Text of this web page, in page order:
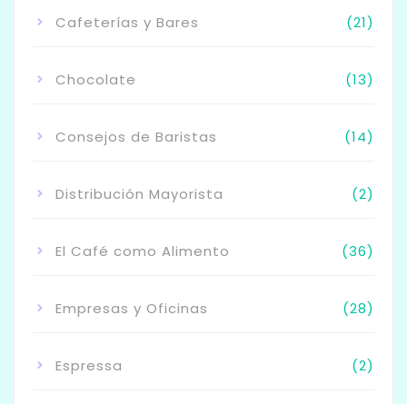
Cafeterías y Bares (21)
Chocolate (13)
Consejos de Baristas (14)
Distribución Mayorista (2)
El Café como Alimento (36)
Empresas y Oficinas (28)
Espressa (2)